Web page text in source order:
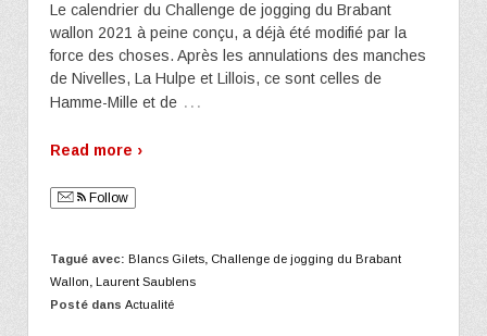
Le calendrier du Challenge de jogging du Brabant
wallon 2021 à peine conçu, a déjà été modifié par la
force des choses. Après les annulations des manches
de Nivelles, La Hulpe et Lillois, ce sont celles de
Hamme-Mille et de …
Read more ›
Follow
Tagué avec: Blancs Gilets Challenge de jogging du Brabant
Wallon
Laurent Saublens
Posté dans Actualité